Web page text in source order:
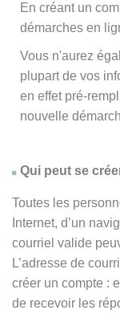
En créant un
démarches en
Vous n'aurez
plupart de vos
en effet pré-
nouvelle
Qui peut se
Toutes les
Internet, d’un
courriel valide
L’adresse de
créer un compte :
de recevoir les